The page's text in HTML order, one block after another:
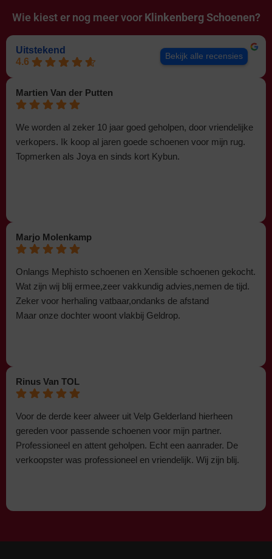
Wie kiest er nog meer voor Klinkenberg Schoenen?
Uitstekend
4.6
Bekijk alle recensies
Martien Van der Putten
We worden al zeker 10 jaar goed geholpen, door vriendelijke
verkopers. Ik koop al jaren goede schoenen voor mijn rug.
Topmerken als Joya en sinds kort Kybun.
Marjo Molenkamp
Onlangs Mephisto schoenen en Xensible schoenen gekocht.
Wat zijn wij blij ermee,zeer vakkundig advies,nemen de tijd.
Zeker voor herhaling vatbaar,ondanks de afstand
Maar onze dochter woont vlakbij Geldrop.
Rinus Van TOL
Voor de derde keer alweer uit Velp Gelderland hierheen
gereden voor passende schoenen voor mijn partner.
Professioneel en attent geholpen. Echt een aanrader. De
verkoopster was professioneel en vriendelijk. Wij zijn blij.